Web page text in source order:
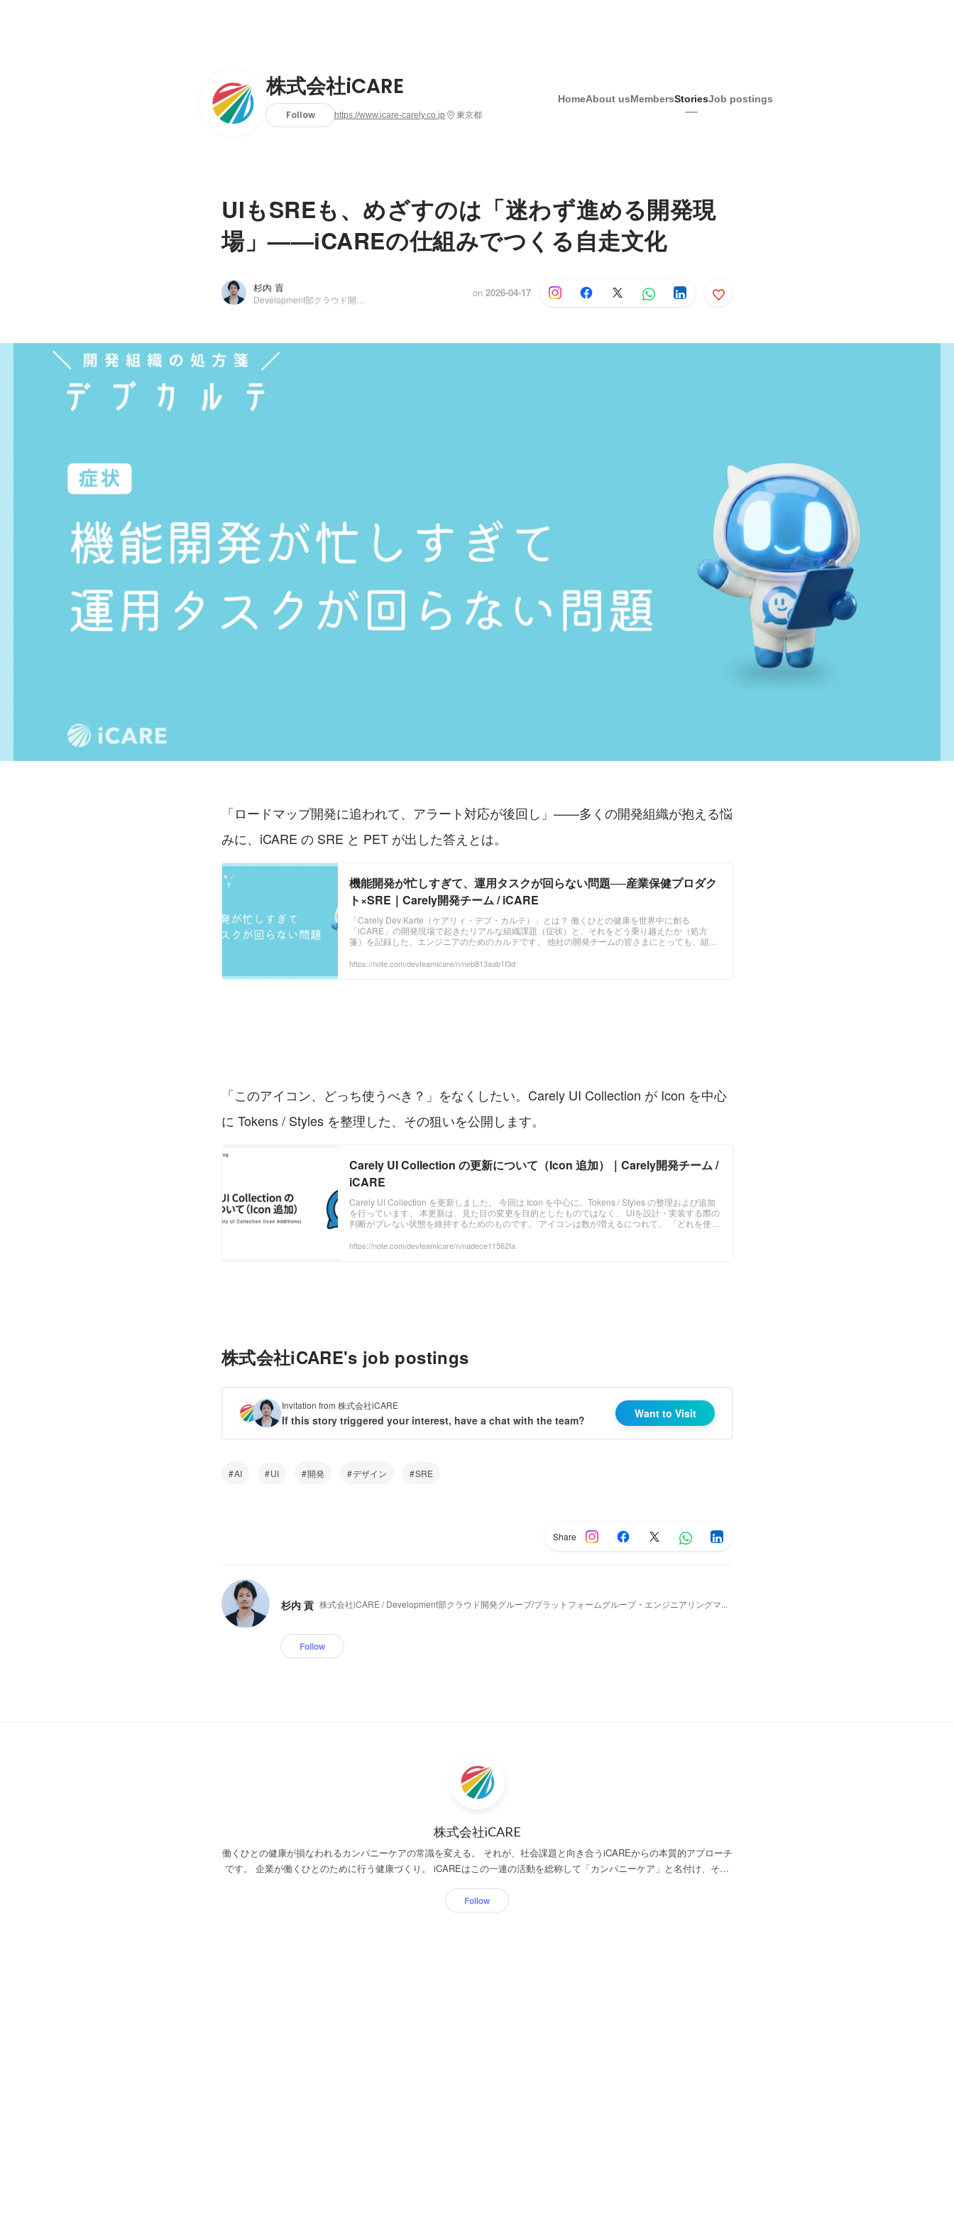
株式会社iCARE
Follow https://www.icare-carely.co.jp 東京都
HomeAbout usMembersStoriesJob postings
UIもSREも、めざすのは「迷わず進める開発現
場」——iCAREの仕組みでつくる自走文化
杉内 貢 on 2026-04-17
「ロードマップ開発に追われて、アラート対応が後回し」——多くの開発組織が抱える悩
みに、iCARE の SRE と PET が出した答えとは。
機能開発が忙しすぎて、運用タスクが回らない問題──産業保健プロダク
ト×SRE｜Carely開発チーム / iCARE
「Carely Dev Karte（ケアリィ・デブ・カルテ）」とは？ 働くひとの健康を世界中に創る
「iCARE」の開発現場で起きたリアルな組織課題（症状）と、それをどう乗り越えたか（処方
箋）を記録した、エンジニアのためのカルテです。 他社の開発チームの皆さまにとっても、組織
なかった アラート対応や定常運用が負担過多になっていた ルールや手順が揃っておらず、属人化
https://note.com/devteamicare/n/neb813aab1f3d
「このアイコン、どっち使うべき？」をなくしたい。Carely UI Collection が Icon を中心
に Tokens / Styles を整理した、その狙いを公開します。
Carely UI Collection の更新について（Icon 追加）｜Carely開発チーム /
iCARE
Carely UI Collection を更新しました。 今回は Icon を中心に、Tokens / Styles の整理および追加
を行っています。 本更新は、見た目の変更を目的としたものではなく、 UIを設計・実装する際の
判断がブレない状態を維持するためのものです。 アイコンは数が増えるにつれて、 「どれを使用
アイコンの追加にあわせて、 Carely UI Collection 上での位置づけが分かるよう整理を行
https://note.com/devteamicare/n/nadece11562fa
株式会社iCARE's job postings
Invitation from 株式会社iCARE
If this story triggered your interest, have a chat with the team? Want to Visit
杉内 貢
株式会社iCARE / Development部クラウド開発グループ/プラットフォームグループ・エンジニアリングマネージャー（EM）
AI UI 開発 デザイン SRE
Share
杉内 貢 株式会社iCARE / Development部クラウド開発グループ/プラットフォームグループ・エンジニアリングマ...
Follow
株式会社iCARE
働くひとの健康が損なわれるカンパニーケアの常識を変える。 それが、社会課題と向き合うiCAREからの本質的アプローチ
です。 企業が働くひとのために行う健康づくり。 iCAREはこの一連の活動を総称して「カンパニーケア」と名付け、そこ
ひとの健康に関する環境や仕組みが変わり、 カンパニーケアの常識が変わっていきます。 その先に目指すのは、「働くひ
と・組織・社会」が健康になる好循環の実現。 そんな世界観に向かって、iCAREは今日も前に進みます。
Follow